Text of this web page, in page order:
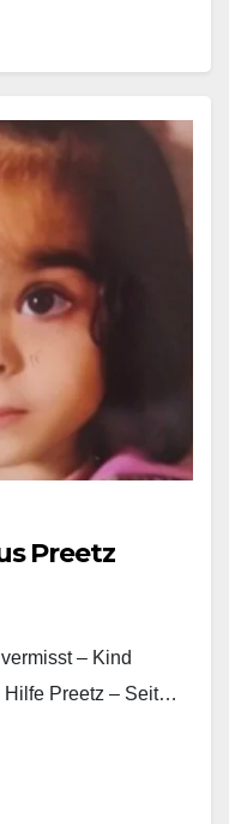
Preetz
– Kind
Hilfe Preetz – Seit…